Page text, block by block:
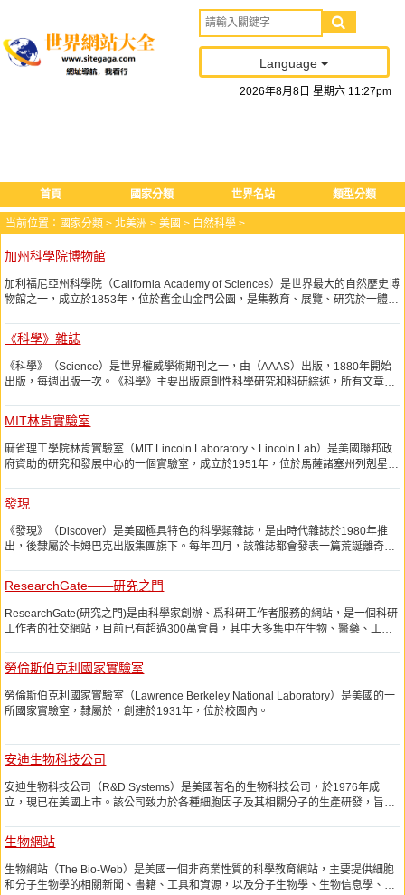
Language
2026年8月 8 日 星期六 11:27pm
首頁 國家分類 世界名站 類型分類
当前位置： 國家分類 > 北美洲 > 美國 > 自然科學 >
加州科學院博物館
加利福尼亞州科學院（California Academy of Sciences）是世界最大的自然歷史博
物館之一，成立於1853年，位於舊金山金門公園，是集教育、展覽、研究於一體的
《科學》雜誌
《科學》（Science）是世界權威學術期刊之一，由（AAAS）出版，1880年開始
出版，每週出版一次。《科學》主要出版原創性科學研究和科研綜述，所有文章出
MIT林肯實驗室
麻省理工學院林肯實驗室（MIT Lincoln Laboratory、Lincoln Lab）是美國聯邦政
府資助的研究和發展中心的一個實驗室，成立於1951年，位於馬薩諸塞州列剋星
發現
《發現》（Discover）是美國極具特色的科學類雜誌，是由時代雜誌於1980年推
出，後隸屬於卡姆巴克出版集團旗下。每年四月，該雜誌都會發表一篇荒誕離奇的
ResearchGate——研究之門
ResearchGate(研究之門)是由科學家創辦、爲科研工作者服務的網站，是一個科研
工作者的社交網站，目前已有超過300萬會員，其中大多集中在生物、醫藥、工程
找到自己相關的工作。
勞倫斯伯克利國家實驗室
勞倫斯伯克利國家實驗室（Lawrence Berkeley National Laboratory）是美國的一
所國家實驗室，隸屬於，創建於1931年，位於校園內。
安迪生物科技公司
安迪生物科技公司（R&D Systems）是美國著名的生物科技公司，於1976年成
立，現已在美國上市。該公司致力於各種細胞因子及其相關分子的生產研發，旨在
品有ELISA試劑盒、重組因子及抗體等，這些產品以其卓越有效的品質獲得了全球
各地科研臨牀機構的青睞。
生物網站
生物網站（The Bio-Web）是美國一個非商業性質的科學教育網站，主要提供細胞
和分子生物學的相關新聞、書籍、工具和資源，以及分子生物學、生物信息學、細